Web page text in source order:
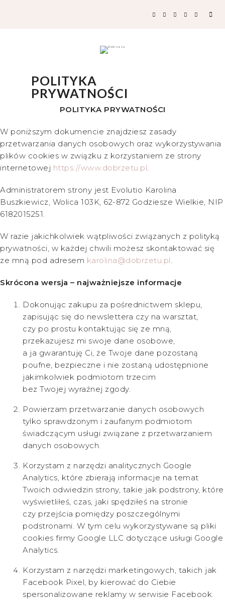
POLITYKA
PRYWATNOŚCI
POLITYKA PRYWATNOŚCI
W poniższym dokumencie znajdziesz zasady
przetwarzania danych osobowych oraz wykorzystywania
plików cookies w związku z korzystaniem ze strony
internetowej https://www.dobrzetu.pl.
Administratorem strony jest Evolutio Karolina
Buszkiewicz, Wolica 103K, 62-872 Godziesze Wielkie, NIP
6182015251.
W razie jakichkolwiek wątpliwości związanych z polityką
prywatności, w każdej chwili możesz skontaktować się
ze mną pod adresem karolina@dobrzetu.pl.
Skrócona wersja – najważniejsze informacje
Dokonując zakupu za pośrednictwem sklepu,
zapisując się do newslettera czy na warsztat,
czy po prostu kontaktując się ze mną,
przekazujesz mi swoje dane osobowe,
a ja gwarantuję Ci, że Twoje dane pozostaną
poufne, bezpieczne i nie zostaną udostępnione
jakimkolwiek podmiotom trzecim
bez Twojej wyraźnej zgody.
Powierzam przetwarzanie danych osobowych
tylko sprawdzonym i zaufanym podmiotom
świadczącym usługi związane z przetwarzaniem
danych osobowych.
Korzystam z narzędzi analitycznych Google
Analytics, które zbierają informacje na temat
Twoich odwiedzin strony, takie jak podstrony, które
wyświetliłeś, czas, jaki spędziłeś na stronie
czy przejścia pomiędzy poszczególnymi
podstronami. W tym celu wykorzystywane są pliki
cookies firmy Google LLC dotyczące usługi Google
Analytics.
Korzystam z narzędzi marketingowych, takich jak
Facebook Pixel, by kierować do Ciebie
spersonalizowane reklamy w serwisie Facebook.